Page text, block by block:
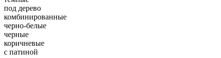
под дерево
комбинированные
черно-белые
черные
коричневые
с патиной